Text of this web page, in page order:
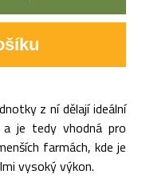
z ní dělají ideální
a je tedy vhodná pro
farmách, kde je
vysoký výkon.